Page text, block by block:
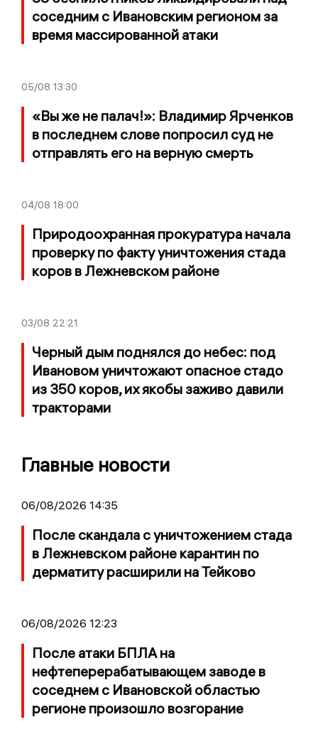
соседним с Ивановским регионом за
время массированной атаки
05/08 13:30
«Вы же не палач!»: Владимир Ярченков
в последнем слове попросил суд не
отправлять его на верную смерть
04/08 18:00
Природоохранная прокуратура начала
проверку по факту уничтожения стада
коров в Лежневском районе
03/08 22:21
Черный дым поднялся до небес: под
Ивановом уничтожают опасное стадо
из 350 коров, их якобы заживо давили
тракторами
Главные новости
06/08/2026 14:35
После скандала с уничтожением стада
в Лежневском районе карантин по
дерматиту расширили на Тейково
06/08/2026 12:23
После атаки БПЛА на
нефтеперерабатывающем заводе в
соседнем с Ивановской областью
регионе произошло возгорание